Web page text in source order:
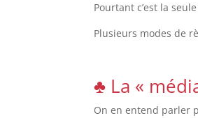
Pourtant c’est la
Plusieurs modes de
♣ La «
On en entend parler